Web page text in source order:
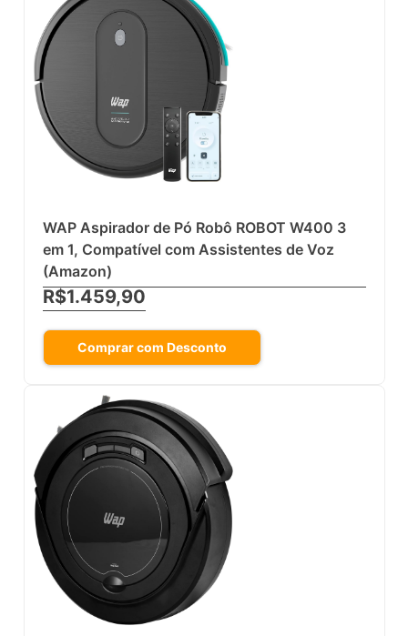
WAP Aspirador de Pó Robô ROBOT W400 3
em 1, Compatível com Assistentes de Voz
(Amazon)
R$1.459,90
Comprar com Desconto